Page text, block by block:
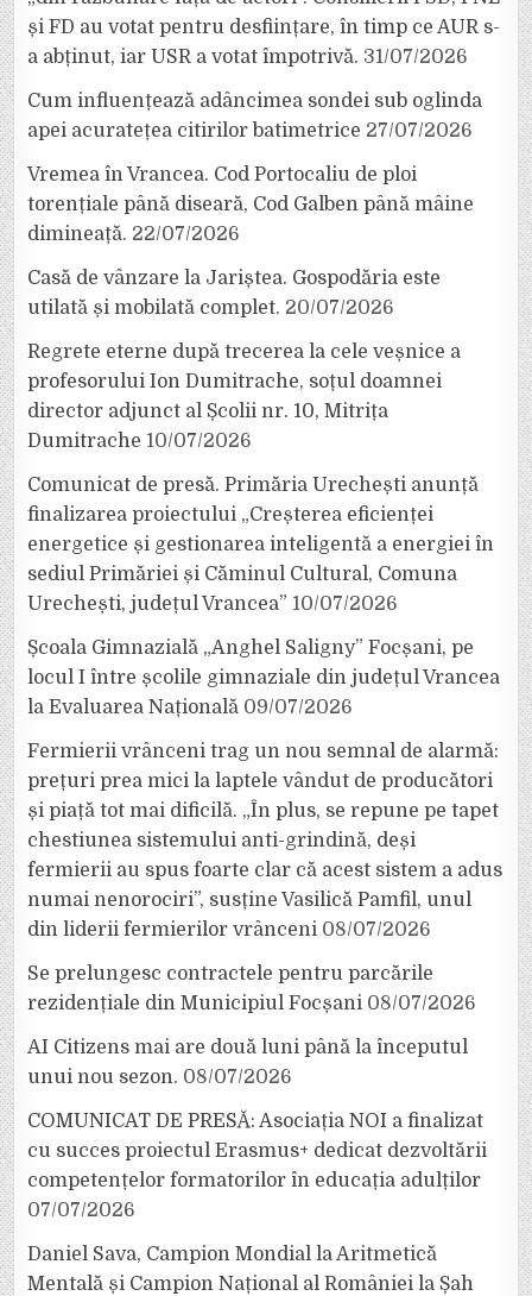
și FD au votat pentru desființare, în timp ce AUR s-
a abținut, iar USR a votat împotrivă. 31/07/2026
Cum influențează adâncimea sondei sub oglinda
apei acuratețea citirilor batimetrice 27/07/2026
Vremea în Vrancea. Cod Portocaliu de ploi
torențiale până diseară, Cod Galben până mâine
dimineață. 22/07/2026
Casă de vânzare la Jariștea. Gospodăria este
utilată și mobilată complet. 20/07/2026
Regrete eterne după trecerea la cele veșnice a
profesorului Ion Dumitrache, soțul doamnei
director adjunct al Școlii nr. 10, Mitrița
Dumitrache 10/07/2026
Comunicat de presă. Primăria Urechești anunță
finalizarea proiectului „Creșterea eficienței
energetice și gestionarea inteligentă a energiei în
sediul Primăriei și Căminul Cultural, Comuna
Urechești, județul Vrancea” 10/07/2026
Școala Gimnazială „Anghel Saligny” Focșani, pe
locul I între școlile gimnaziale din județul Vrancea
la Evaluarea Națională 09/07/2026
Fermierii vrânceni trag un nou semnal de alarmă:
prețuri prea mici la laptele vândut de producători
și piață tot mai dificilă. „În plus, se repune pe tapet
chestiunea sistemului anti-grindină, deși
fermierii au spus foarte clar că acest sistem a adus
numai nenorociri”, susține Vasilică Pamfil, unul
din liderii fermierilor vrânceni 08/07/2026
Se prelungesc contractele pentru parcările
rezidențiale din Municipiul Focșani 08/07/2026
AI Citizens mai are două luni până la începutul
unui nou sezon. 08/07/2026
COMUNICAT DE PRESĂ: Asociația NOI a finalizat
cu succes proiectul Erasmus+ dedicat dezvoltării
competențelor formatorilor în educația adulților
07/07/2026
Daniel Sava, Campion Mondial la Aritmetică
Mentală și Campion Național al României la Șah